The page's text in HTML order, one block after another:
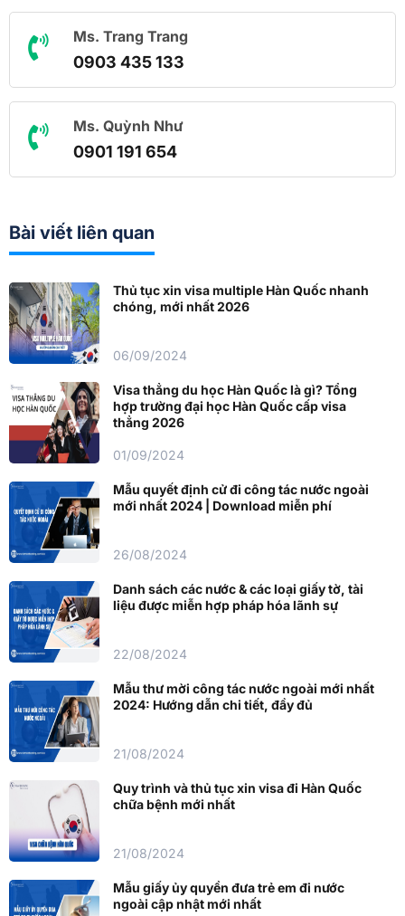
Ms. Trang Trang
0903 435 133
Ms. Quỳnh Như
0901 191 654
Bài viết liên quan
Thủ tục xin visa multiple Hàn Quốc nhanh
chóng, mới nhất 2026
06/09/2024
Visa thẳng du học Hàn Quốc là gì? Tổng
hợp trường đại học Hàn Quốc cấp visa
thẳng 2026
01/09/2024
Mẫu quyết định cử đi công tác nước ngoài
mới nhất 2024 | Download miễn phí
26/08/2024
Danh sách các nước & các loại giấy tờ, tài
liệu được miễn hợp pháp hóa lãnh sự
22/08/2024
Mẫu thư mời công tác nước ngoài mới nhất
2024: Hướng dẫn chi tiết, đầy đủ
21/08/2024
Quy trình và thủ tục xin visa đi Hàn Quốc
chữa bệnh mới nhất
21/08/2024
Mẫu giấy ủy quyền đưa trẻ em đi nước
ngoài cập nhật mới nhất